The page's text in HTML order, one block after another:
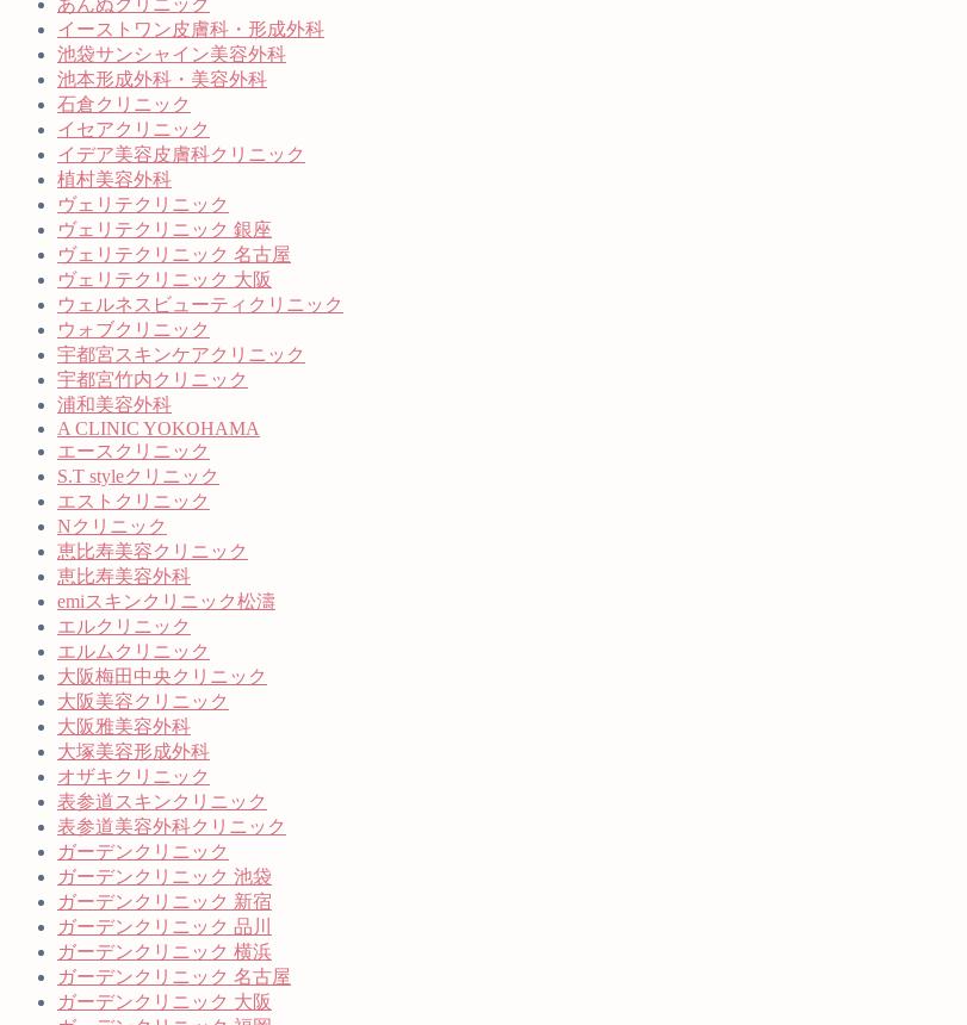
あんぬクリニック
イーストワン皮膚科・形成外科
池袋サンシャイン美容外科
池本形成外科・美容外科
石倉クリニック
イセアクリニック
イデア美容皮膚科クリニック
植村美容外科
ヴェリテクリニック
ヴェリテクリニック 銀座
ヴェリテクリニック 名古屋
ヴェリテクリニック 大阪
ウェルネスビューティクリニック
ウォブクリニック
宇都宮スキンケアクリニック
宇都宮竹内クリニック
浦和美容外科
A CLINIC YOKOHAMA
エースクリニック
S.T styleクリニック
エストクリニック
Nクリニック
恵比寿美容クリニック
恵比寿美容外科
emiスキンクリニック松濤
エルクリニック
エルムクリニック
大阪梅田中央クリニック
大阪美容クリニック
大阪雅美容外科
大塚美容形成外科
オザキクリニック
表参道スキンクリニック
表参道美容外科クリニック
ガーデンクリニック
ガーデンクリニック 池袋
ガーデンクリニック 新宿
ガーデンクリニック 品川
ガーデンクリニック 横浜
ガーデンクリニック 名古屋
ガーデンクリニック 大阪